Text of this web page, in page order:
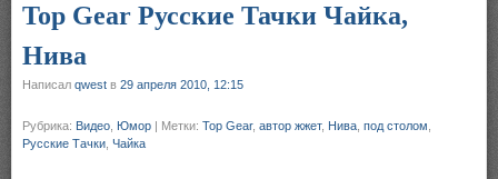
Top Gear Русские Тачки Чайка,
Нива
Написал qwest в 29 апреля 2010, 12:15
Рубрика: Видео Юмор | Метки: Top Gear, автор жжет, Нива под столом
Русские Тачки Чайка